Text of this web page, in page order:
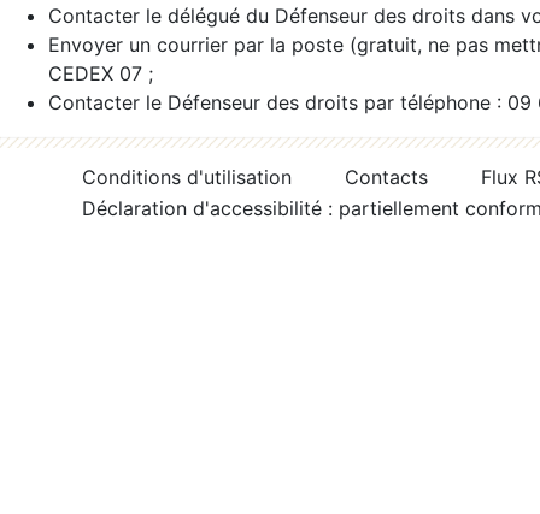
Contacter le délégué du Défenseur des droits dans
Envoyer un courrier par la poste (gratuit, ne pas
CEDEX 07 ;
Contacter le Défenseur des droits par téléphone :
Conditions d'utilisation Contacts
Flux
Déclaration d'accessibilité : partiellement